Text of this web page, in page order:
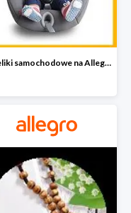
Foteliki samochodowe na Allegro w super cenach